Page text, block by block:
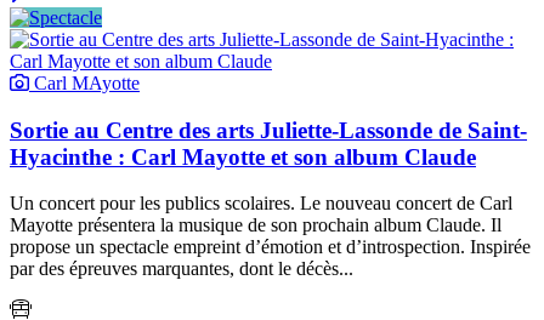
Carl MAyotte
Sortie au Centre des arts Juliette-Lassonde de Saint-
Hyacinthe : Carl Mayotte et son album Claude
Un concert pour les publics scolaires. Le nouveau concert de Carl
Mayotte présentera la musique de son prochain album Claude. Il
propose un spectacle empreint d’émotion et d’introspection. Inspirée
par des épreuves marquantes, dont le décès...